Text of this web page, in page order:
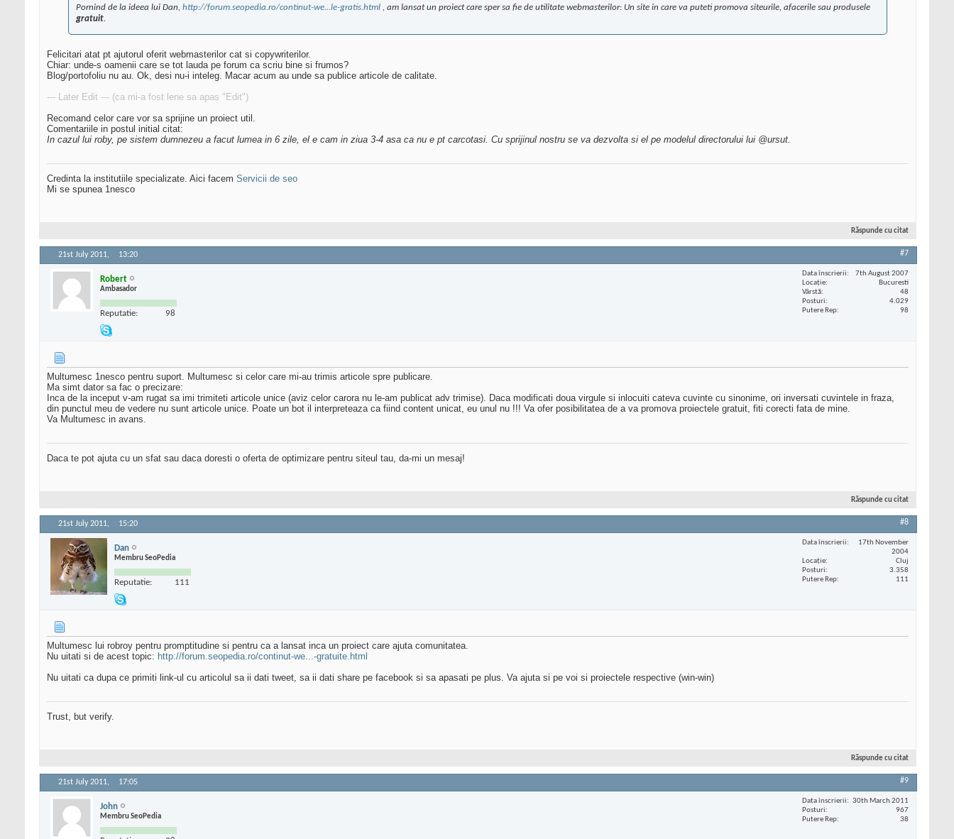
Pornind de la ideea lui Dan, http://forum.seopedia.ro/continut-we...le-gratis.html , am lansat un proiect care sper sa fie de utilitate webmasterilor: Un site in care va puteti promova siteurile, afacerile sau produsele
gratuit.
Felicitari atat pt ajutorul oferit webmasterilor cat si copywriterilor.
Chiar: unde-s oamenii care se tot lauda pe forum ca scriu bine si frumos?
Blog/portofoliu nu au. Ok, desi nu-i inteleg. Macar acum au unde sa publice articole de calitate.
--- Later Edit --- (ca mi-a fost lene sa apas "Edit")
Recomand celor care vor sa sprijine un proiect util.
Comentariile in postul initial citat:
In cazul lui roby, pe sistem dumnezeu a facut lumea in 6 zile, el e cam in ziua 3-4 asa ca nu e pt carcotasi. Cu sprijinul nostru se va dezvolta si el pe modelul directorului lui @ursut.
Credinta la institutiile specializate. Aici facem Servicii de seo
Mi se spunea 1nesco
Răspunde cu citat
21st July 2011, 13:20 #7
Robert
Ambasador
Reputatie: 98
Data înscrierii
7th August 2007
Locaţie
Bucuresti
Vârstă
48
Posturi
4.029
Putere Rep
98
Multumesc 1nesco pentru suport. Multumesc si celor care mi-au trimis articole spre publicare.
Ma simt dator sa fac o precizare:
Inca de la inceput v-am rugat sa imi trimiteti articole unice (aviz celor carora nu le-am publicat adv trimise). Daca modificati doua virgule si inlocuiti cateva cuvinte cu sinonime, ori inversati cuvintele in fraza,
din punctul meu de vedere nu sunt articole unice. Poate un bot il interpreteaza ca fiind content unicat, eu unul nu !!! Va ofer posibilitatea de a va promova proiectele gratuit, fiti corecti fata de mine.
Va Multumesc in avans.
Daca te pot ajuta cu un sfat sau daca doresti o oferta de optimizare pentru siteul tau, da-mi un mesaj!
Răspunde cu citat
21st July 2011, 15:20 #8
Dan
Membru SeoPedia
Reputatie: 111
Data înscrierii
17th November
2004
Locaţie
Cluj
Posturi
3.358
Putere Rep
111
Multumesc lui robroy pentru promptitudine si pentru ca a lansat inca un proiect care ajuta comunitatea.
Nu uitati si de acest topic: http://forum.seopedia.ro/continut-we...-gratuite.html
Nu uitati ca dupa ce primiti link-ul cu articolul sa ii dati tweet, sa ii dati share pe facebook si sa apasati pe plus. Va ajuta si pe voi si proiectele respective (win-win)
Trust, but verify.
Răspunde cu citat
21st July 2011, 17:05 #9
John
Membru SeoPedia
Data înscrierii
30th March 2011
Posturi
967
Putere Rep
38